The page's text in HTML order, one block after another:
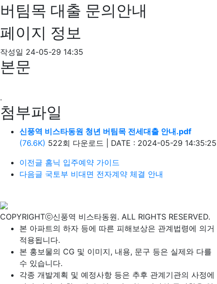
버팀목 대출 문의안내
페이지 정보
작성일 24-05-29 14:35
본문
.
첨부파일
신풍역 비스타동원 청년 버팀목 전세대출 안내.pdf
(76.6K) 522회 다운로드
DATE : 2024-05-29 14:35:25
이전글 홈닉 입주예약 가이드
다음글 국토부 비대면 전자계약 체결 안내
COPYRIGHTⓒ신풍역 비스타동원. ALL RIGHTS RESERVED.
본 아파트의 하자 등에 따른 피해보상은 관계법령에 의거
적용됩니다.
본 홍보물의 CG 및 이미지, 내용, 문구 등은 실제와 다를
수 있습니다.
각종 개발계획 및 예정사항 등은 추후 관계기관의 사정에